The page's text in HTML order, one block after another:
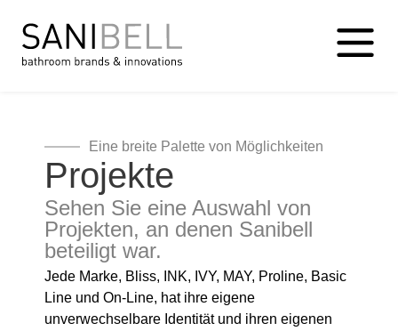
Eine breite Palette von Möglichkeiten
Projekte
Sehen Sie eine Auswahl von
Projekten, an denen Sanibell
beteiligt war.
Jede Marke, Bliss, INK, IVY, MAY, Proline, Basic
Line und On-Line, hat ihre eigene
unverwechselbare Identität und ihren eigenen